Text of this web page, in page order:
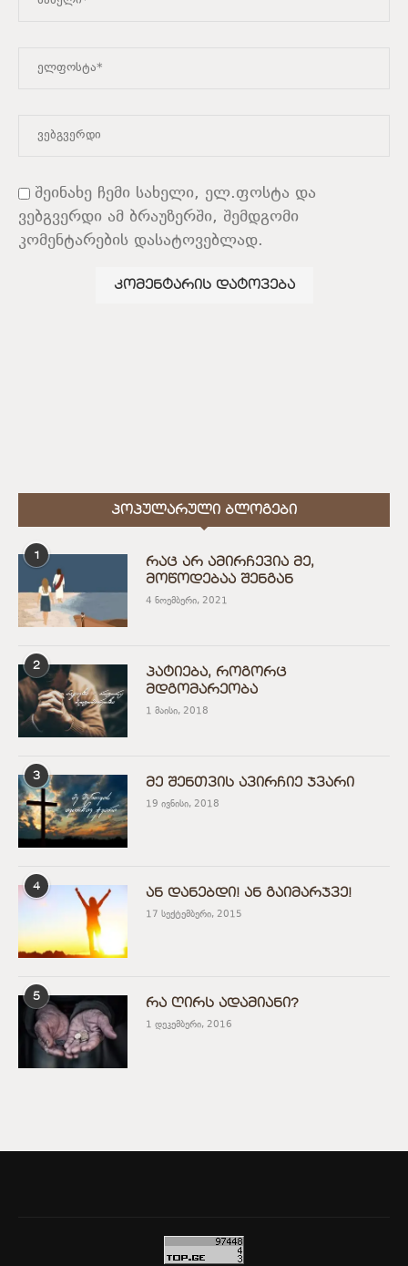
შეინახე ჩემი სახელი, ელ.ფოსტა და
ვებგვერდი ამ ბრაუზერში, შემდგომი
კომენტარების დასატოვებლად.
ᲞᲝᲞᲣᲚᲐᲠᲣᲚᲘ ᲑᲚᲝᲒᲔᲑᲘ
1
რაც არ ამირჩევია მე,
მოწოდებაა შენგან
4 ნოემბერი, 2021
2
პატიება, როგორც
მდგომარეობა
1 მაისი, 2018
3
მე შენთვის ავირჩიე ჯვარი
19 ივნისი, 2018
4
ან დანებდი! ან გაიმარჯვე!
17 სექტემბერი, 2015
5
რა ღირს ადამიანი?
1 დეკემბერი, 2016